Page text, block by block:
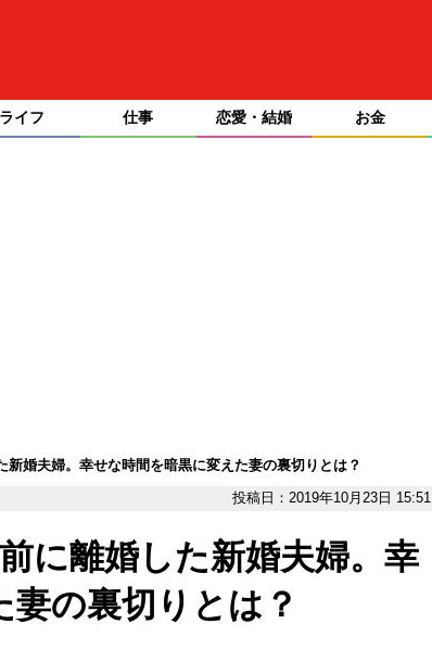
ライフ 仕事 恋愛・結婚 お金
婚夫婦。幸せな時間を暗黒に変えた妻の裏切りとは？
投稿日：2019年10月23日 15:51
に離婚した新婚夫婦。幸
の裏切りとは？